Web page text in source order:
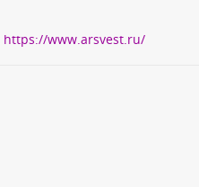
https://www.arsvest.ru/